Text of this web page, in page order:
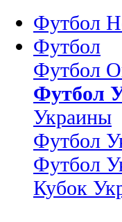
Футбол
Футбол
Футбол
Футбол
Украины
Футбол
Футбол
Кубок